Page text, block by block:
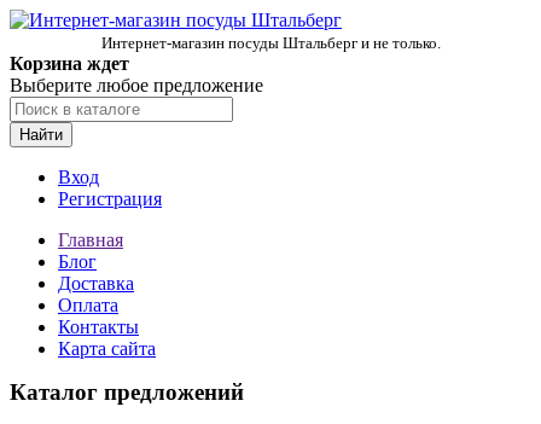
Интернет-магазин посуды Штальберг и не только.
Корзина ждет
Выберите любое предложение
Найти
Вход
Регистрация
Главная
Блог
Доставка
Оплата
Контакты
Карта сайта
Каталог предложений